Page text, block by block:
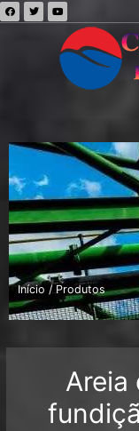
Início / Produtos
Areia